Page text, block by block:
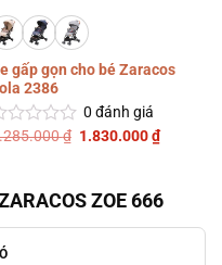
gấp gọn cho bé Zaracos
2386
0 đánh giá
₫ Giá
1.830.000₫Giá
hiện
ZOE 666